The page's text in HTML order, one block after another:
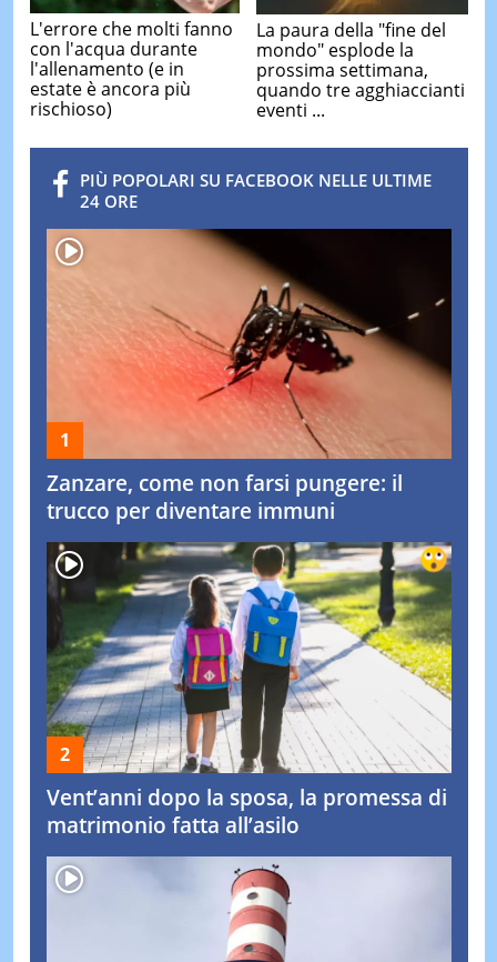
L'errore che molti fanno
con l'acqua durante
l'allenamento (e in
estate è ancora più
rischioso)
La paura della "fine del
mondo" esplode la
prossima settimana,
quando tre agghiaccianti
eventi ...
PIÙ POPOLARI SU FACEBOOK NELLE ULTIME
24 ORE
Zanzare, come non farsi pungere: il
trucco per diventare immuni
Vent’anni dopo la sposa, la promessa di
matrimonio fatta all’asilo